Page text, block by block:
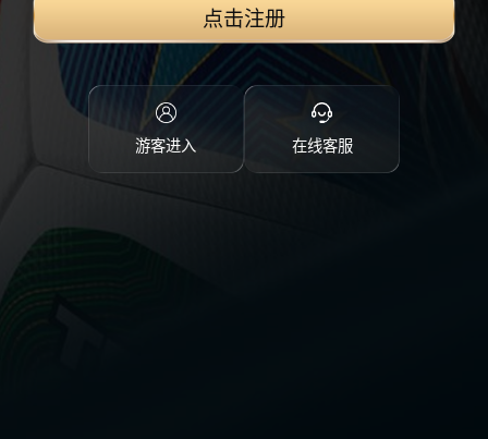
点击注册
游客进入 在线客服